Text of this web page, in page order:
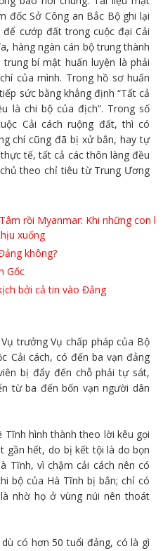
đốc Sở Công an Bắc Bộ ghi lại
cướp đất trong cuộc đại Cải
hàng ngàn cán bộ trung thành
bí mật huấn luyện là phải
của mình. Trong hồ sơ huấn
sức bằng khẳng định “Tất cả
là chi bộ của địch”. Trong số
Cải cách ruộng đất, thì có
chí cũng đã bị xử bắn, hay tự
tế, tất cả các thôn làng đều
theo chỉ tiêu từ Trung Ương
rồi Myanmar: Khi những con
xuống
không?
Gốc
bởi cả tin vào Đảng
trưởng Vụ chấp pháp của Bộ
Cải cách, có đến ba vạn đảng
bị đẩy đến chỗ phải tự sát,
từ ba đến bốn vạn người dân
Tĩnh hình thành theo lời kêu gọi
gần hết, do bị kết tội là do bọn
Tĩnh, vì chậm cải cách nên có
bộ của Hà Tĩnh bị bắn; chỉ có
nhờ họ ở vùng núi nên thoát
có hơn 50 tuổi đảng, có là gì